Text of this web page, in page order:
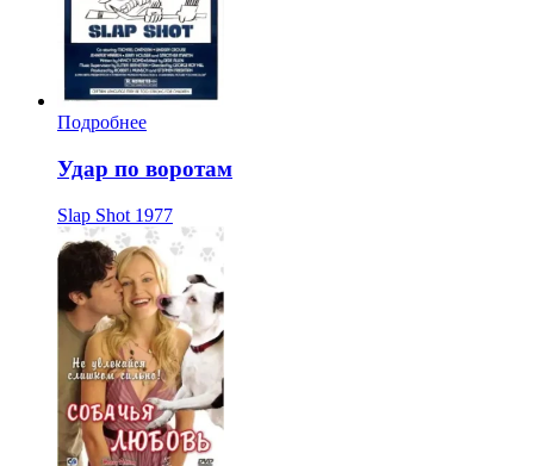
Подробнее
Удар по воротам
Slap Shot 1977